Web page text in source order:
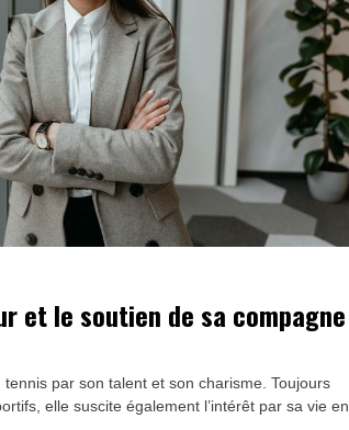
et le soutien de sa compagne
par son talent et son charisme. Toujours
elle suscite également l’intérêt par sa vie en